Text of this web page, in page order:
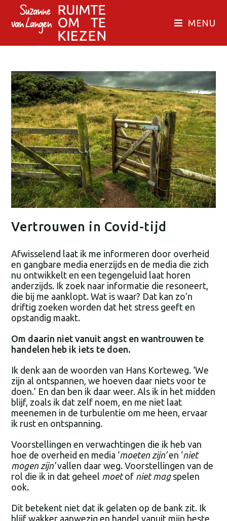
MENU
Vertrouwen in Covid-tijd
Afwisselend laat ik me informeren door overheid
en gangbare media enerzijds en de media die zich
nu ontwikkelt en een tegengeluid laat horen
anderzijds. Ik zoek naar informatie die resoneert,
die bij me aanklopt. Wat is waar? Dat kan zo’n
driftig zoeken worden dat het stress geeft en
opstandig maakt.
Om daarin niet vanuit angst en wantrouwen te
handelen heb ik iets te doen.
Ik denk aan de woorden van Hans Korteweg. ‘We
zijn al ontspannen, we hoeven daar niets voor te
doen.’ En dan ben ik daar weer. Als ik in het midden
blijf, zoals ik dat zelf noem, en me niet laat
meenemen in de turbulentie om me heen, ervaar
ik rust en ontspanning.
Voorstellingen en verwachtingen die ik heb van
hoe de overheid en media ‘moeten zijn’en ‘niet
mogen zijn’vallen daar weg. Voorstellingen van de
rol die ik in dat geheel moetof niet magspelen
ook.
Dit betekent niet dat ik gelaten op de bank zit. Ik
blijf wakker aanwezig en handel vanuit mijn beste